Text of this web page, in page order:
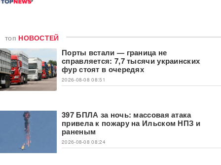
топ НОВОСТЕЙ
Порты встали — граница не
справляется: 7,7 тысячи украинских
фур стоят в очередях
2026-08-08 08:51
397 БПЛА за ночь: массовая атака
привела к пожару на Ильском НПЗ и
раненым
2026-08-08 08:24